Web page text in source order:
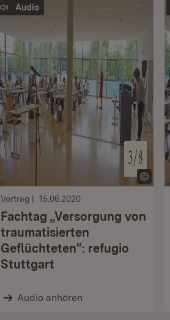
Audio
Vortrag 15.06.2020
Fachtag „Versorgung von
traumatisierten
Geflüchteten“: refugio
Stuttgart
Audio anhören